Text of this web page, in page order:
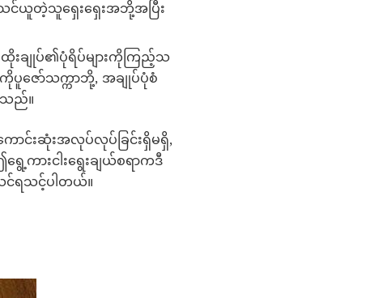
င်ယူတဲ့သူရှေးရှေးအဘို့အပြီး
းချုပ်၏ပုံရိပ်များကိုကြည့်သ
ဇော်သက္ကာဘို့, အချုပ်ပုံစံ
သည်။
ောင်းဆုံးအလုပ်လုပ်ခြင်းရှိမရှိ,
ကားငါးရွေးချယ်စရာကဒီ
င်ရသင့်ပါတယ်။